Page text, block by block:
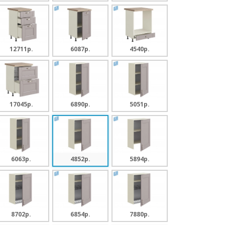
12711p. 6087p. 4540p.
17045p. 6890p. 5051p.
6063p. 4852p. 5894p.
8702p. 6854p. 7880p.